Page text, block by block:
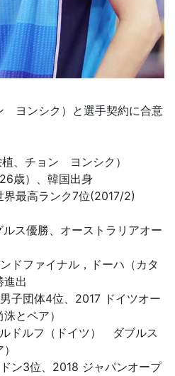
ヨンシク）と選手契約に合意
、チョン ヨンシク）
歳）、韓国出身
最高ランク7位(2017/2)
ス優勝、オーストラリアオー
ドファイナル，ドーハ（カタ
出
子団体4位、2017 ドイツオー
とペア）
ドルフ（ドイツ） ダブルス
ン3位、2018 ジャパンオープ